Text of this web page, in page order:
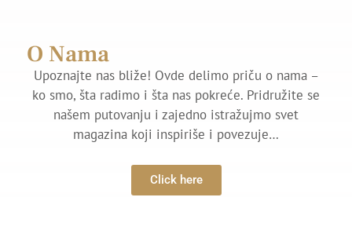
O Nama
Upoznajte nas bliže! Ovde delimo priču o nama –
ko smo, šta radimo i šta nas pokreće. Pridružite se
našem putovanju i zajedno istražujmo svet
magazina koji inspiriše i povezuje…
Click here